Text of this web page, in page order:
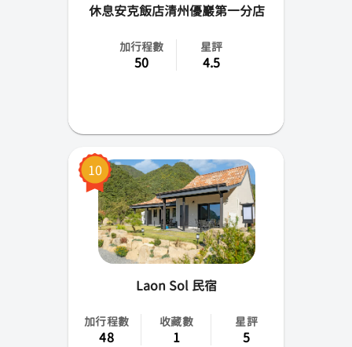
休息安克飯店清州優巖第一分店
加行程數
50
星評
4.5
10
Laon Sol 民宿
加行程數
48
收藏數
1
星評
5